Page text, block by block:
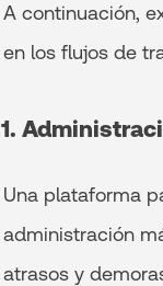
A continuación,
en los flujos de
1.
Una plataforma
administración
atrasos y